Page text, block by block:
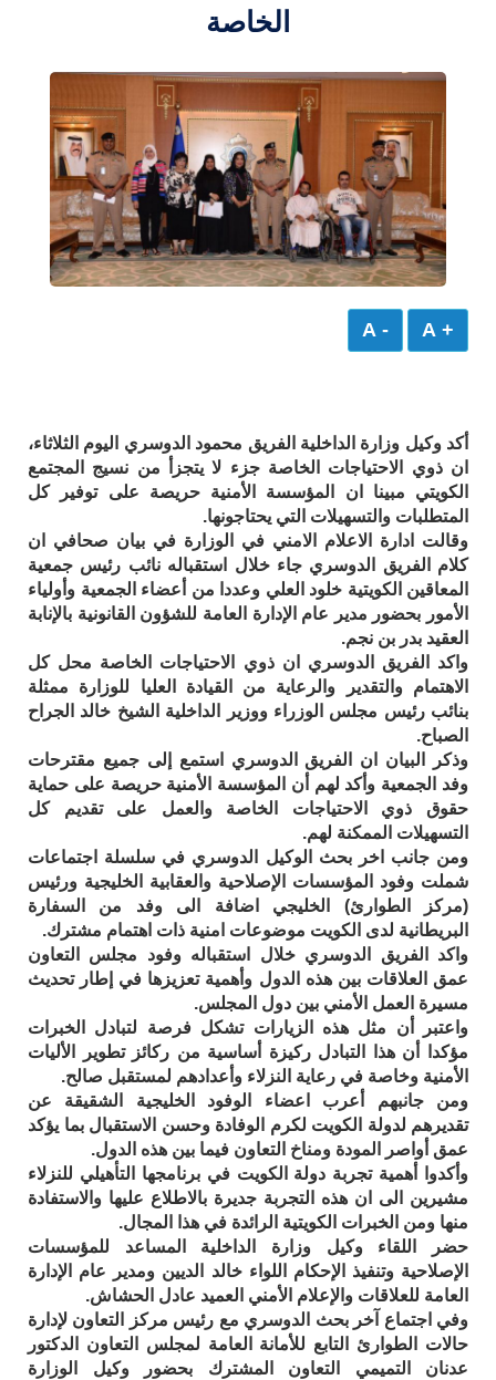
الخاصة
+ A
- A
أكد وكيل وزارة الداخلية الفريق محمود الدوسري اليوم الثلاثاء،
ان ذوي الاحتياجات الخاصة جزء لا يتجزأ من نسيج المجتمع
الكويتي مبينا ان المؤسسة الأمنية حريصة على توفير كل
المتطلبات والتسهيلات التي يحتاجونها.
وقالت ادارة الاعلام الامني في الوزارة في بيان صحافي ان
كلام الفريق الدوسري جاء خلال استقباله نائب رئيس جمعية
المعاقين الكويتية خلود العلي وعددا من أعضاء الجمعية وأولياء
الأمور بحضور مدير عام الإدارة العامة للشؤون القانونية بالإنابة
العقيد بدر بن نجم.
واكد الفريق الدوسري ان ذوي الاحتياجات الخاصة محل كل
الاهتمام والتقدير والرعاية من القيادة العليا للوزارة ممثلة
بنائب رئيس مجلس الوزراء ووزير الداخلية الشيخ خالد الجراح
الصباح.
وذكر البيان ان الفريق الدوسري استمع إلى جميع مقترحات
وفد الجمعية وأكد لهم أن المؤسسة الأمنية حريصة على حماية
حقوق ذوي الاحتياجات الخاصة والعمل على تقديم كل
التسهيلات الممكنة لهم.
ومن جانب اخر بحث الوكيل الدوسري في سلسلة اجتماعات
شملت وفود المؤسسات الإصلاحية والعقابية الخليجية ورئيس
(مركز الطوارئ) الخليجي اضافة الى وفد من السفارة
البريطانية لدى الكويت موضوعات امنية ذات اهتمام مشترك.
واكد الفريق الدوسري خلال استقباله وفود مجلس التعاون
عمق العلاقات بين هذه الدول وأهمية تعزيزها في إطار تحديث
مسيرة العمل الأمني بين دول المجلس.
واعتبر أن مثل هذه الزيارات تشكل فرصة لتبادل الخبرات
مؤكدا أن هذا التبادل ركيزة أساسية من ركائز تطوير الأليات
الأمنية وخاصة في رعاية النزلاء وأعدادهم لمستقبل صالح.
ومن جانبهم أعرب اعضاء الوفود الخليجية الشقيقة عن
تقديرهم لدولة الكويت لكرم الوفادة وحسن الاستقبال بما يؤكد
عمق أواصر المودة ومناخ التعاون فيما بين هذه الدول.
وأكدوا أهمية تجربة دولة الكويت في برنامجها التأهيلي للنزلاء
مشيرين الى ان هذه التجربة جديرة بالاطلاع عليها والاستفادة
منها ومن الخبرات الكويتية الرائدة في هذا المجال.
حضر اللقاء وكيل وزارة الداخلية المساعد للمؤسسات
الإصلاحية وتنفيذ الإحكام اللواء خالد الديين ومدير عام الإدارة
العامة للعلاقات والإعلام الأمني العميد عادل الحشاش.
وفي اجتماع آخر بحث الدوسري مع رئيس مركز التعاون لإدارة
حالات الطوارئ التابع للأمانة العامة لمجلس التعاون الدكتور
عدنان التميمي التعاون المشترك بحضور وكيل الوزارة